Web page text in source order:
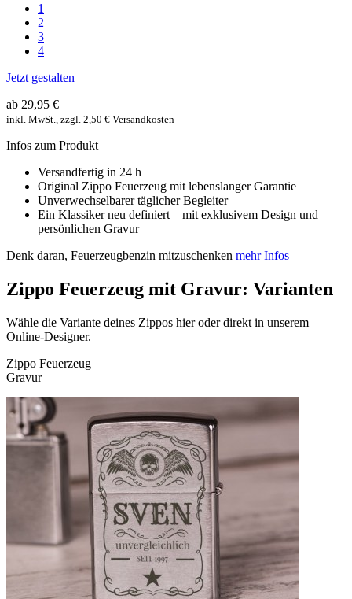
1
2
3
4
Jetzt gestalten
ab 29,95 €
inkl. MwSt., zzgl. 2,50 € Versandkosten
Infos zum Produkt
Versandfertig in 24 h
Original Zippo Feuerzeug mit lebenslanger Garantie
Unverwechselbarer täglicher Begleiter
Ein Klassiker neu definiert – mit exklusivem Design und
persönlichen Gravur
Denk daran, Feuerzeugbenzin mitzuschenken mehr Infos
Zippo Feuerzeug mit Gravur: Varianten
Wähle die Variante deines Zippos hier oder direkt in unserem
Online-Designer.
Zippo Feuerzeug
Gravur